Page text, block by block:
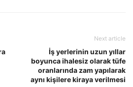
Next article
İş yerlerinin uzun yıllar
boyunca ihalesiz olarak tüfe
oranlarında zam yapılarak
aynı kişilere kiraya verilmesi